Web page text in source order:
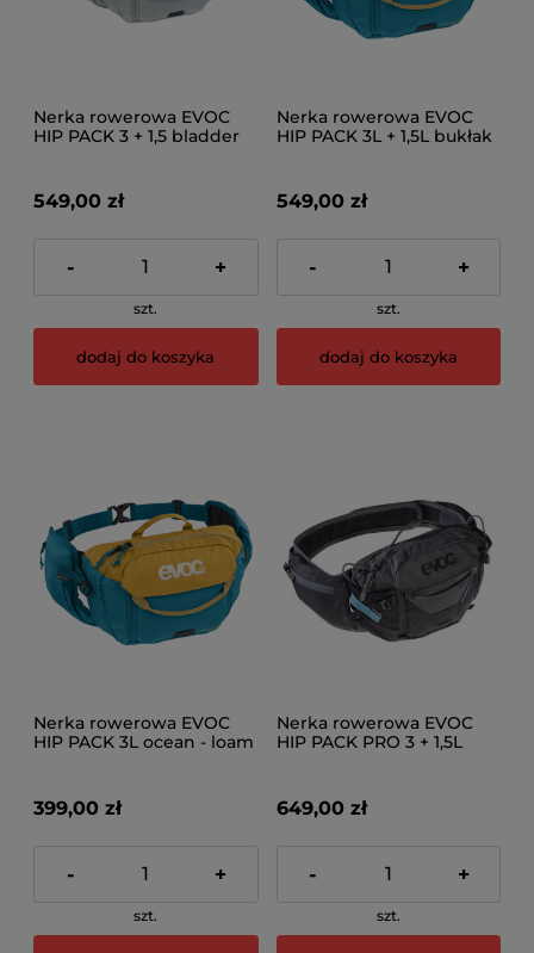
Nerka rowerowa EVOC
HIP PACK 3 + 1,5 bladder
549,00 zł
- +
szt.
dodaj do koszyka
Nerka rowerowa EVOC
HIP PACK 3L + 1,5L bukłak
549,00 zł
- +
szt.
dodaj do koszyka
Nerka rowerowa EVOC
HIP PACK 3L ocean - loam
399,00 zł
- +
szt.
Nerka rowerowa EVOC
HIP PACK PRO 3 + 1,5L
649,00 zł
- +
szt.